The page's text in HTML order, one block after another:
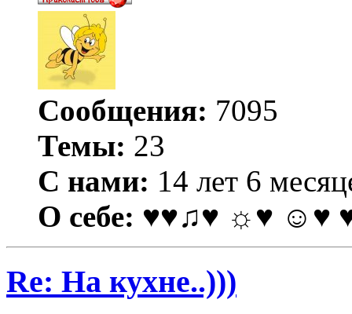
Сообщения: 7095
Темы: 23
С нами: 14 лет 6
О себе: ♥♥♫♥ ☼♥ ☺♥
Re: На кухне..)))